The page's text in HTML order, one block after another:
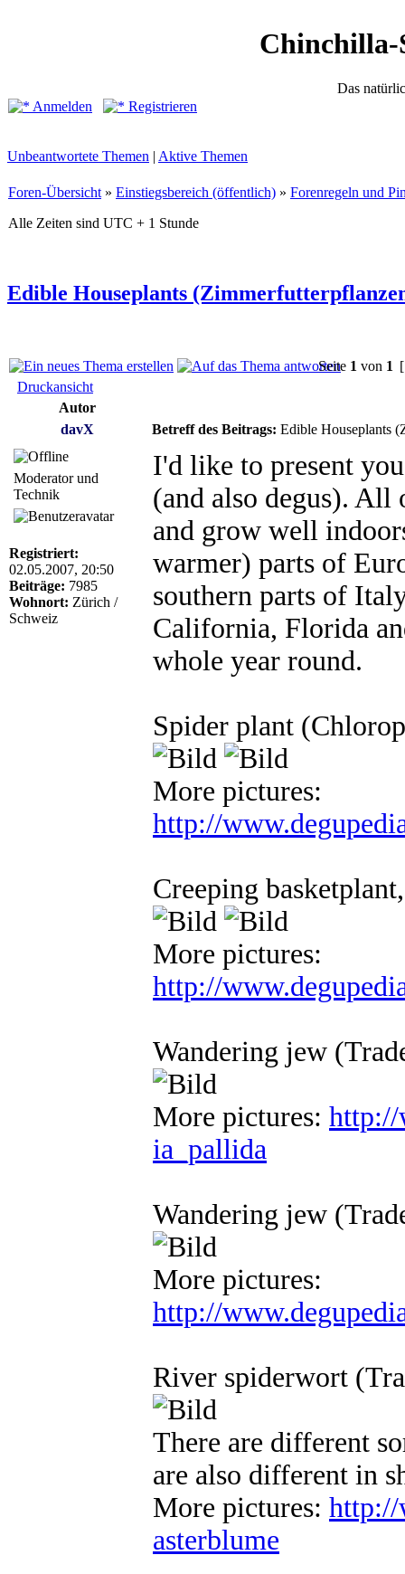
Chinchilla-
Das
Anmelden
Registrieren
Unbeantwortete Themen | Aktive Themen
Foren-Übersicht » Einstiegsbereich (öffentlich) » Forenregeln und
Alle Zeiten sind UTC + 1 Stunde
Edible Houseplants
Seite 1 von 1
Druckansicht
Autor
davX
Betreff des Beitrags: Edible Houseplants
Moderator und
Technik
Registriert:
02.05.2007, 20:50
Beiträge: 7985
Wohnort: Zürich /
Schweiz
I'd like to present
(and also degus). All
and grow well
warmer) parts of
southern parts of
California, Florida
whole year round.
Spider plant
More pictures:
http://
Creeping
More pictures:
http://
Wandering jew
More pictures: http://
ia_pallida
Wandering jew
More pictures:
http://
River spiderwort
There are different
are also different in
More pictures: http://
asterblume